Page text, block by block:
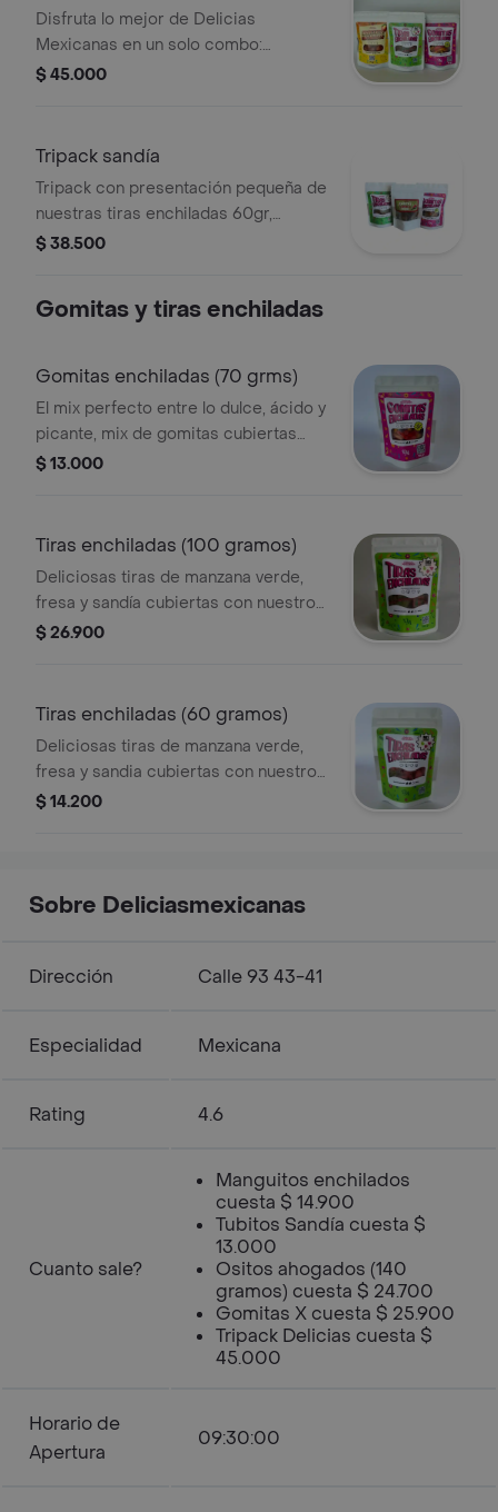
Disfruta lo mejor de Delicias
Mexicanas en un solo combo:
Gomitas enchiladas (70 g), Manguitos
y picosito.
$ 45.000
Tripack sandía
Tripack con presentación pequeña de
nuestras tiras enchiladas 60gr,
gomitas enchiladas 70gr y tubitos
$ 38.500
Gomitas y tiras enchiladas
Gomitas enchiladas (70 grms)
El mix perfecto entre lo dulce, ácido y
picante, mix de gomitas cubiertas
con chamoy y mezcla de chiles. ¡un
$ 13.000
Tiras enchiladas (100 gramos)
Deliciosas tiras de manzana verde,
fresa y sandía cubiertas con nuestro
chamoy artesanal y mezclas de chile.
$ 26.900
Tiras enchiladas (60 gramos)
Deliciosas tiras de manzana verde,
fresa y sandia cubiertas con nuestro
chamoy artesanal y mezclas de chile.
$ 14.200
Sobre Deliciasmexicanas
Dirección Calle 93 43-41
Especialidad Mexicana
Rating 4.6
Cuanto sale?
Manguitos enchilados
cuesta $ 14.900
Tubitos Sandía cuesta $
13.000
Ositos ahogados (140
gramos) cuesta $ 24.700
Gomitas X cuesta $ 25.900
Tripack Delicias cuesta $
45.000
Horario de
Apertura
09:30:00